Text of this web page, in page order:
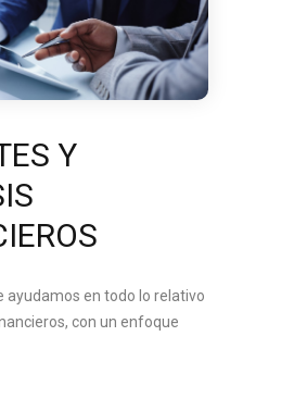
Y
ayudamos en todo lo relativo
con un enfoque